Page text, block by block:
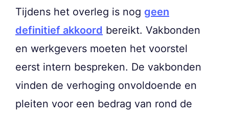
Tijdens het overleg is nog geen
definitief akkoord bereikt. Vakbonden
en werkgevers moeten het voorstel
eerst intern bespreken. De vakbonden
vinden de verhoging onvoldoende en
pleiten voor een bedrag van rond de